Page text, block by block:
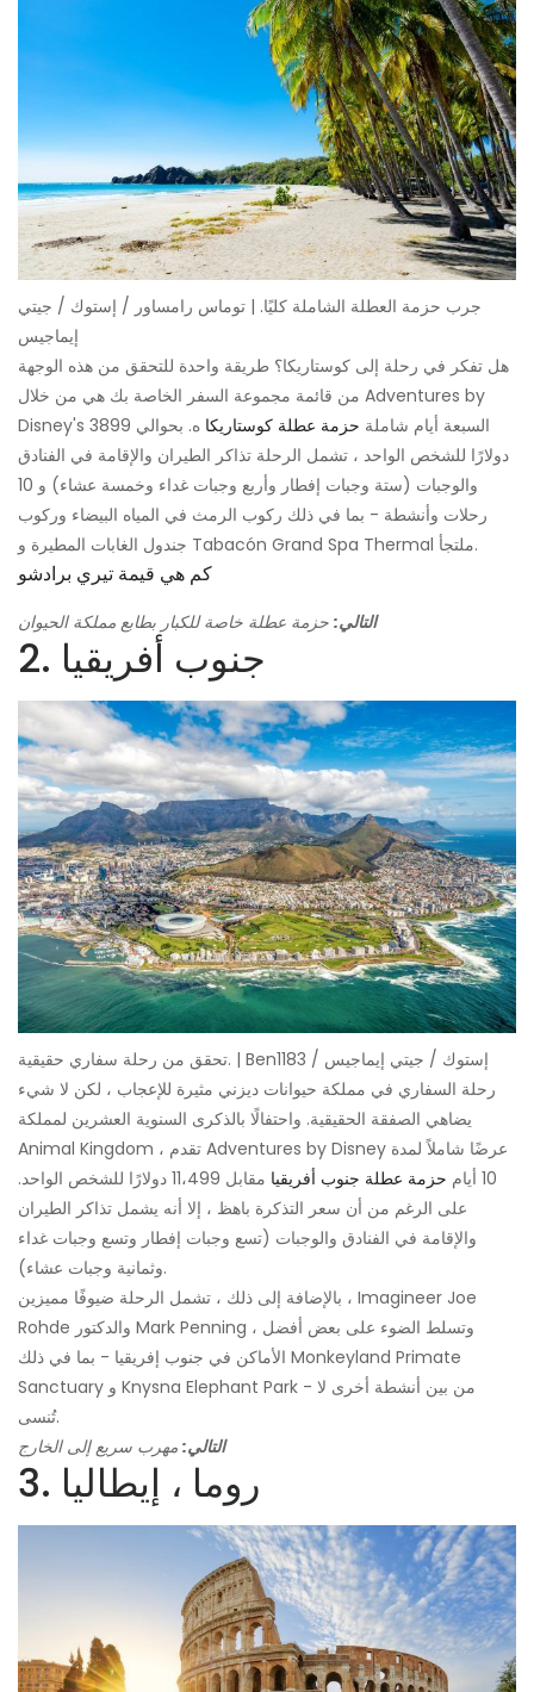
جرب حزمة العطلة الشاملة كليًا. | توماس رامساور / إستوك / جيتي
إيماجيس
هل تفكر في رحلة إلى كوستاريكا؟ طريقة واحدة للتحقق من هذه الوجهة
من قائمة مجموعة السفر الخاصة بك هي من خلال Adventures by
Disney's السبعة أيام شاملة حزمة عطلة كوستاريكا
ه. بحوالي 3899
دولارًا للشخص الواحد ، تشمل الرحلة تذاكر الطيران والإقامة في الفنادق
والوجبات (ستة وجبات إفطار وأربع وجبات غداء وخمسة عشاء) و 10
رحلات وأنشطة - بما في ذلك ركوب الرمث في المياه البيضاء وركوب
جندول الغابات المطيرة و Tabacón Grand Spa Thermal ملتجأ.
كم هي قيمة تيري برادشو
التالي: حزمة عطلة خاصة للكبار بطابع مملكة الحيوان
2. جنوب أفريقيا
تحقق من رحلة سفاري حقيقية. | Ben1183 / إستوك / جيتي إيماجيس
رحلة السفاري في مملكة حيوانات ديزني مثيرة للإعجاب ، لكن لا شيء
يضاهي الصفقة الحقيقية. واحتفالًا بالذكرى السنوية العشرين لمملكة
Animal Kingdom ، تقدم Adventures by Disney عرضًا شاملاً لمدة
10 أيام
حزمة عطلة جنوب أفريقيا
مقابل 11،499 دولارًا للشخص الواحد.
على الرغم من أن سعر التذكرة باهظ ، إلا أنه يشمل تذاكر الطيران
والإقامة في الفنادق والوجبات (تسع وجبات إفطار وتسع وجبات غداء
وثمانية وجبات عشاء).
بالإضافة إلى ذلك ، تشمل الرحلة ضيوفًا مميزين ، Imagineer Joe
Rohde والدكتور Mark Penning ، وتسلط الضوء على بعض أفضل
الأماكن في جنوب إفريقيا - بما في ذلك Monkeyland Primate
Sanctuary و Knysna Elephant Park - من بين أنشطة أخرى لا
تُنسى.
التالي: مهرب سريع إلى الخارج
3. روما ، إيطاليا